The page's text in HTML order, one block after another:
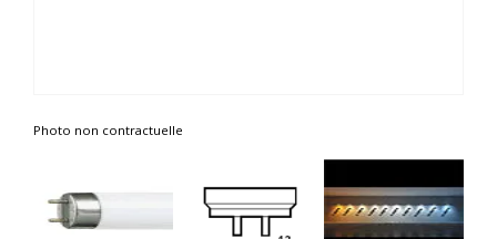
Photo non contractuelle